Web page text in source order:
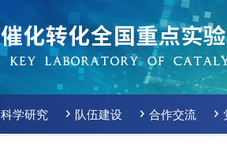
科学研究 队伍建设 合作交流